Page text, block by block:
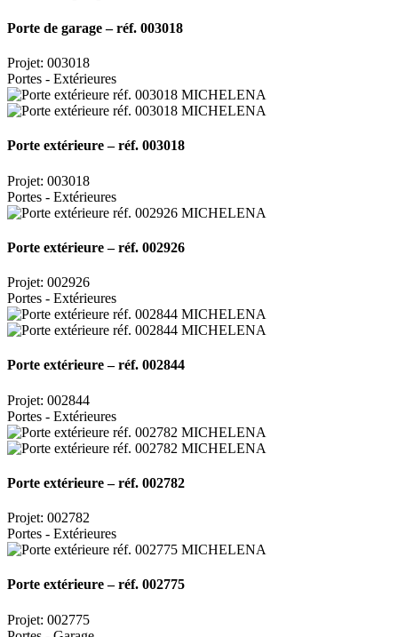
Porte de garage – réf. 003018
Projet: 003018
Portes - Extérieures
Porte extérieure – réf. 003018
Projet: 003018
Portes - Extérieures
Porte extérieure – réf. 002926
Projet: 002926
Portes - Extérieures
Porte extérieure – réf. 002844
Projet: 002844
Portes - Extérieures
Porte extérieure – réf. 002782
Projet: 002782
Portes - Extérieures
Porte extérieure – réf. 002775
Projet: 002775